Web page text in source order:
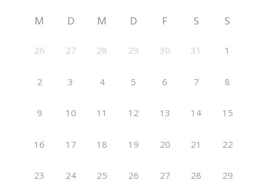
M D M D F S S
26 27 28 29 30 31 1
2 3 4 5 6 7 8
9 10 11 12 13 14 15
16 17 18 19 20 21 22
23 24 25 26 27 28 29